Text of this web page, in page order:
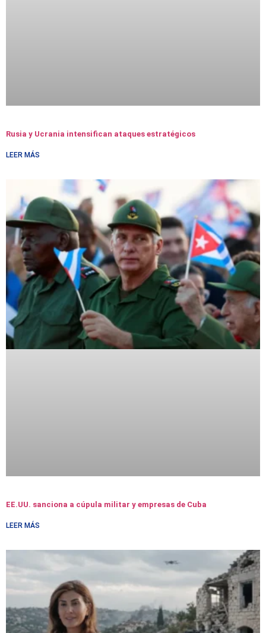
Rusia y Ucrania intensifican ataques estratégicos
LEER MÁS
EE.UU. sanciona a cúpula militar y empresas de Cuba
LEER MÁS